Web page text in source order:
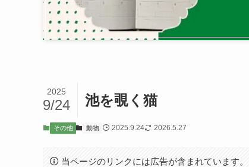
池を覗く猫
2025
9/24
その他 動物 2025.9.24 2026.5.27
当ページのリンクには広告が含まれています。